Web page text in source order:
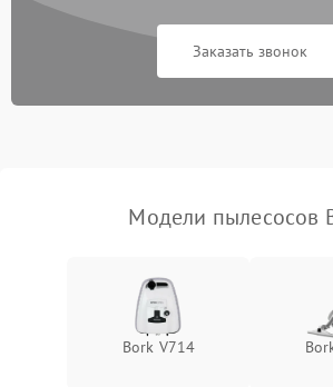
Заказать звонок
Модели пылесосов
Bork V714